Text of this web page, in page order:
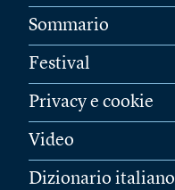
Sommario
Festival
Privacy e cookie
Video
Dizionario italiano